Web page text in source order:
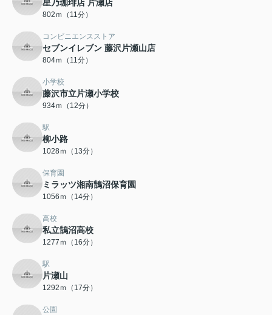
星乃珈琲店 片瀬店
802ｍ（11分）
コンビニエンスストア
セブンイレブン 藤沢片瀬山店
804ｍ（11分）
小学校
藤沢市立片瀬小学校
934ｍ（12分）
駅
柳小路
1028ｍ（13分）
保育園
ミラッツ湘南鵠沼保育園
1056ｍ（14分）
高校
私立鵠沼高校
1277ｍ（16分）
駅
片瀬山
1292ｍ（17分）
公園